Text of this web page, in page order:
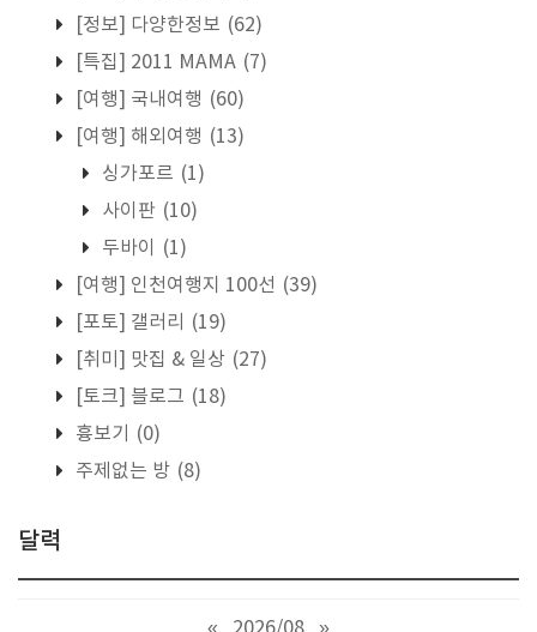
[정보] 다양한정보 (62)
[특집] 2011 MAMA (7)
[여행] 국내여행 (60)
[여행] 해외여행 (13)
싱가포르 (1)
사이판 (10)
두바이
(1)
[여행] 인천여행지 100선 (39)
[포토] 갤러리
(19)
[취미] 맛집 & 일상 (27)
[토크] 블로그 (18)
흉보기
(0)
주제없는 방 (8)
달력